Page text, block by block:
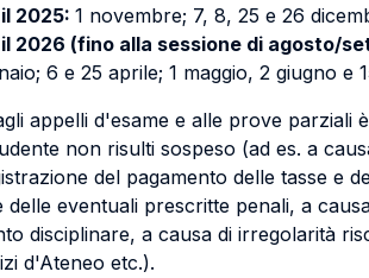
2025: 1 novembre; 7, 8, 25 e 26
2026 (fino alla sessione di agosto/
6 e 25 aprile; 1 maggio, 2 giugno e
appelli d'esame e alle prove parziali
non risulti sospeso (ad es. a
del pagamento delle tasse e
delle eventuali prescritte penali, a
disciplinare, a causa di irregolarità
d'Ateneo etc.).